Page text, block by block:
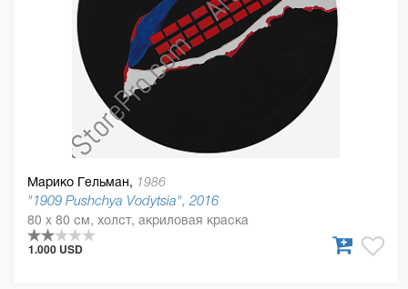
Марико Гельман, 1986
"1909 Pushchya Vodytsia", 2016
80 x 80 см, холст, акриловая краска
1.000 USD